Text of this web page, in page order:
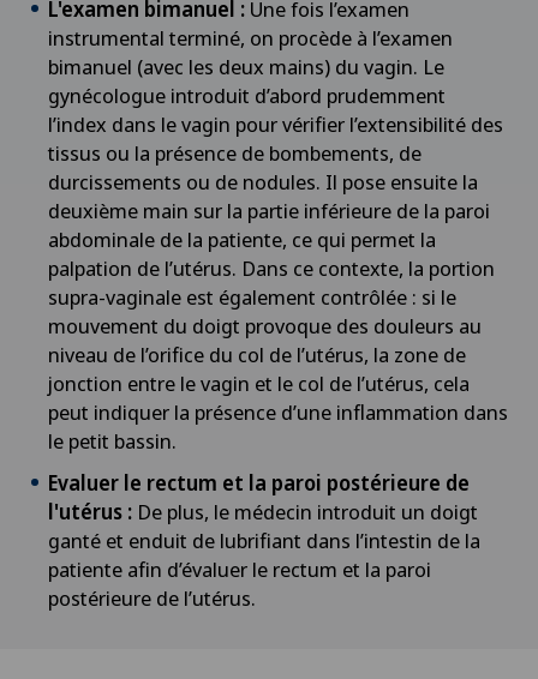
L'examen bimanuel : Une fois l’examen
instrumental terminé, on procède à l’examen
bimanuel (avec les deux mains) du vagin. Le
gynécologue introduit d’abord prudemment
l’index dans le vagin pour vérifier l’extensibilité des
tissus ou la présence de bombements, de
durcissements ou de nodules. Il pose ensuite la
deuxième main sur la partie inférieure de la paroi
abdominale de la patiente, ce qui permet la
palpation de l’utérus. Dans ce contexte, la portion
supra-vaginale est également contrôlée : si le
mouvement du doigt provoque des douleurs au
niveau de l’orifice du col de l’utérus, la zone de
jonction entre le vagin et le col de l’utérus, cela
peut indiquer la présence d’une inflammation dans
le petit bassin.
Evaluer le rectum et la paroi postérieure de
l'utérus : De plus, le médecin introduit un doigt
ganté et enduit de lubrifiant dans l’intestin de la
patiente afin d’évaluer le rectum et la paroi
postérieure de l’utérus.